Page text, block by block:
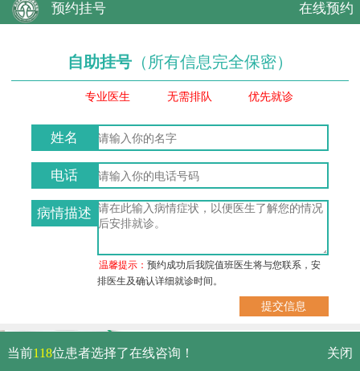
预约挂号 在线预约
自助挂号 （所有信息完全保密）
专业医生 无需排队 优先就诊
姓名
电话
病情描述
温馨提示：预约成功后我院值班医生将与您联系，安
排医生及确认详细就诊时间。
武汉市硚口区解放大道479号
免费电话：
当前118位患者选择了在线咨询！ 关闭